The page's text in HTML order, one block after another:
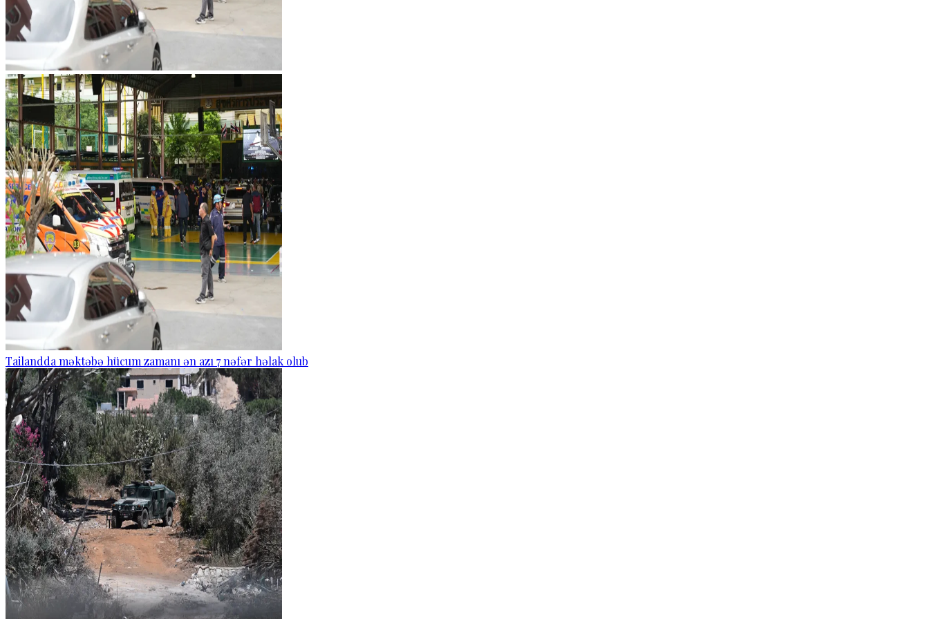
Tailandda məktəbə hücum zamanı ən azı 7 nəfər həlak olub